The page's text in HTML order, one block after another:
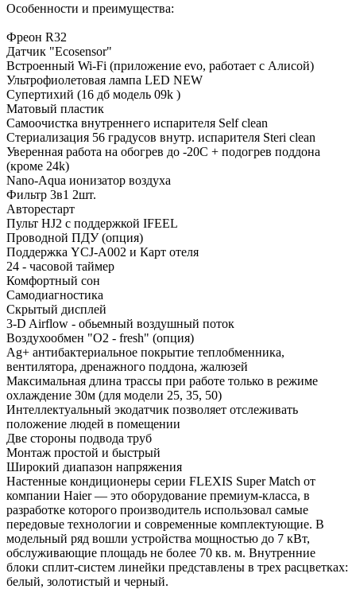
Особенности и преимущества:
Фреон R32
Датчик "Ecosensor"
Встроенный Wi-Fi (приложение evo, работает с Алисой)
Ультрофиолетовая лампа LED NEW
Супертихий (16 дб модель 09k )
Матовый пластик
Самоочистка внутреннего испарителя Self clean
Стериализация 56 градусов внутр. испарителя Steri clean
Уверенная работа на обогрев до -20С + подогрев поддона
(кроме 24k)
Nano-Aqua ионизатор воздуха
Фильтр 3в1 2шт.
Авторестарт
Пульт HJ2 с поддержкой IFEEL
Проводной ПДУ (опция)
Поддержка YCJ-A002 и Карт отеля
24 - часовой таймер
Комфортный сон
Самодиагностика
Скрытый дисплей
3-D Airflow - обьемный воздушный поток
Воздухообмен "О2 - fresh" (опция)
Ag+ антибактериальное покрытие теплобменника,
вентилятора, дренажного поддона, жалюзей
Максимальная длина трассы при работе только в режиме
охлаждение 30м (для модели 25, 35, 50)
Интеллектуальный экодатчик позволяет отслеживать
положение людей в помещении
Две стороны подвода труб
Монтаж простой и быстрый
Широкий диапазон напряжения
Настенные кондиционеры серии FLEXIS Super Match от
компании Haier — это оборудование премиум-класса, в
разработке которого производитель использовал самые
передовые технологии и современные комплектующие. В
модельный ряд вошли устройства мощностью до 7 кВт,
обслуживающие площадь не более 70 кв. м. Внутренние
блоки сплит-систем линейки представлены в трех расцветках:
белый, золотистый и черный.